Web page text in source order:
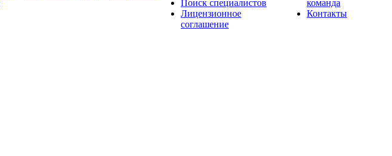
Поиск специалистов
Лицензионное
соглашение
команда
Контакты